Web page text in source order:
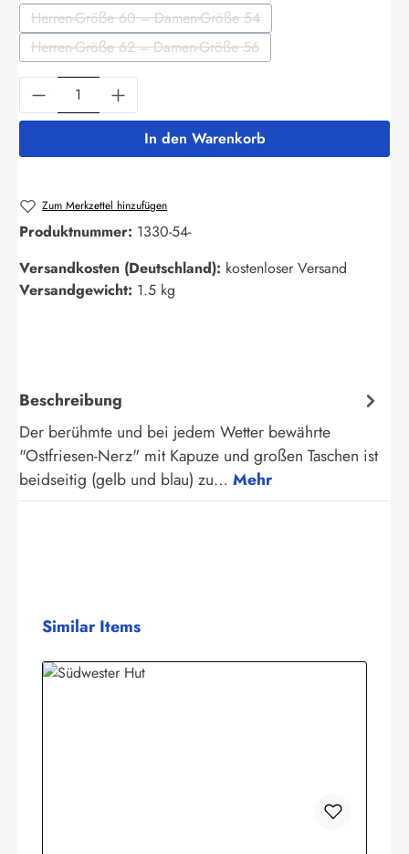
Herren-Größe 60 = Damen-Größe 54
(Diese Option ist zurzeit nicht verfügbar.)
Herren-Größe 62 = Damen-Größe 56
(Diese Option ist zurzeit nicht verfügbar.)
Produkt Anzahl: Gib den gewünschten
In den Warenkorb
Zum Merkzettel hinzufügen
Produktnummer: 1330-54-
Versandkosten (Deutschland): kostenloser Versand
Versandgewicht: 1.5 kg
Beschreibung
Der berühmte und bei jedem Wetter bewährte
"Ostfriesen-Nerz" mit Kapuze und großen Taschen ist
beidseitig (gelb und blau) zu… Mehr
Produktgalerie überspringen
Similar Items